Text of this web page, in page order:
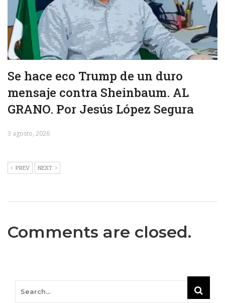
Se hace eco Trump de un duro
mensaje contra Sheinbaum. AL
GRANO. Por Jesús López Segura
3 agosto, 2026
PREV NEXT
Comments are closed.